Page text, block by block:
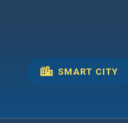
SMART CITY